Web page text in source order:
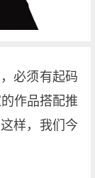
必须有起码
作品搭配推
样，我们今